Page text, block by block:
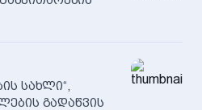
სახლი“,
გადაწვის